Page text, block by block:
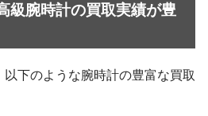
級腕時計の買取実績が豊
下のような腕時計の豊富な買取